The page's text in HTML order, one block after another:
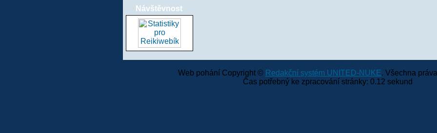
Návštěvnost
Web pohání Copyright © Redakční systém UNITED-NUKE. Všechna
Čas potřebný ke zpracování stránky: 0.12 sekund